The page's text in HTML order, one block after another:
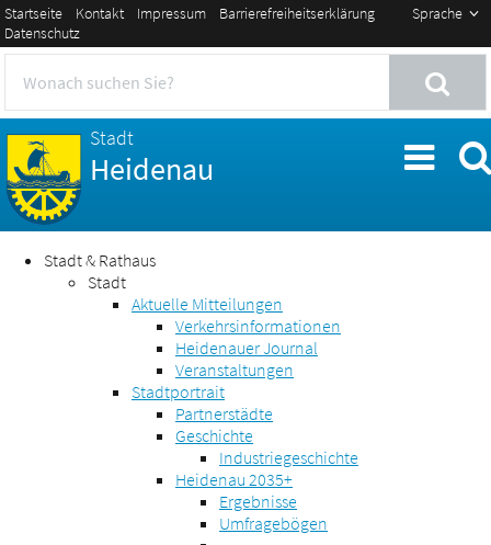
Sprache
Startseite Kontakt Impressum
Barrierefreiheitserklärung
Datenschutz
Stadt
Heidenau
Stadt & Rathaus
Stadt
Aktuelle Mitteilungen
Verkehrsinformationen
Heidenauer Journal
Veranstaltungen
Stadtportrait
Partnerstädte
Geschichte
Industriegeschichte
Heidenau 2035+
Ergebnisse
Umfragebögen